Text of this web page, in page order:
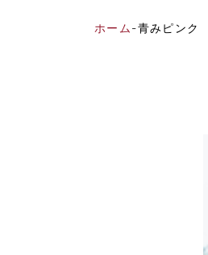
ホーム-青みピンク